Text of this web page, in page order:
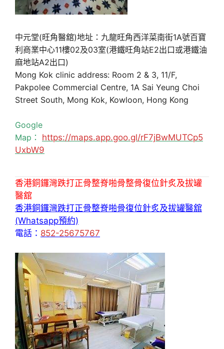
中元堂(旺角醫舘)地址：九龍旺角西洋菜南街1A號百寶
利商業中心11樓02及03室(港鐵旺角站E2出口或港鐵油
麻地站A2出口)
Mong Kok clinic address: Room 2 & 3, 11/F,
Pakpolee Commercial Centre, 1A Sai Yeung Choi
Street South, Mong Kok, Kowloon, Hong Kong
Google
Map： https://maps.app.goo.gl/rF7jBwMUTCp5
UxbW9
香港銅鑼灣跌打正骨整脊啪骨整骨復位針炙及拔罐
醫舘
香港銅鑼灣跌打正骨整脊啪骨復位針炙及拔罐醫舘
(Whatsapp預約)
電話： 852-25675767